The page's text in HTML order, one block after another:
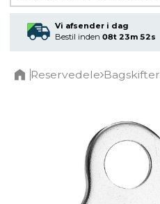
Vi afsender i dag
Bestil inden 08t 23m 52s
Reservedele Bagskifter